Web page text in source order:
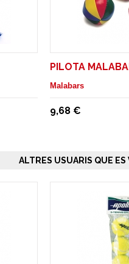
PILOTA
Malabars
9,68 €
ALTRES USUARIS QUE